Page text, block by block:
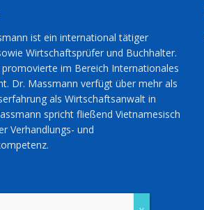
ist ein international tätiger
Wirtschaftsprüfer und Buchhalter.
im Bereich Internationales
Dr. Massmann verfügt über mehr als
als Wirtschaftsanwalt in
spricht fließend Vietnamesisch
Verhandlungs- und